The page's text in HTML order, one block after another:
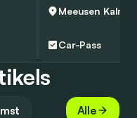
Meeusen
Car-Pass
Alle